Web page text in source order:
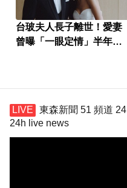
台玻夫人長子離世！愛妻
曾曝「一眼定情」半年就
東森新聞 51 頻道
24h live news